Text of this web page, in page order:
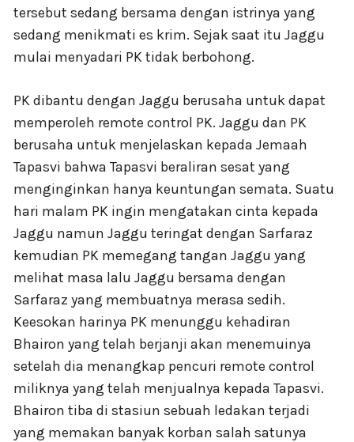
tersebut sedang bersama dengan istrinya yang
sedang menikmati es krim. Sejak saat itu Jaggu
mulai menyadari PK tidak berbohong.
PK dibantu dengan Jaggu berusaha untuk dapat
memperoleh remote control PK. Jaggu dan PK
berusaha untuk menjelaskan kepada Jemaah
Tapasvi bahwa Tapasvi beraliran sesat yang
menginginkan hanya keuntungan semata. Suatu
hari malam PK ingin mengatakan cinta kepada
Jaggu namun Jaggu teringat dengan Sarfaraz
kemudian PK memegang tangan Jaggu yang
melihat masa lalu Jaggu bersama dengan
Sarfaraz yang membuatnya merasa sedih.
Keesokan harinya PK menunggu kehadiran
Bhairon yang telah berjanji akan menemuinya
setelah dia menangkap pencuri remote control
miliknya yang telah menjualnya kepada Tapasvi.
Bhairon tiba di stasiun sebuah ledakan terjadi
yang memakan banyak korban salah satunya